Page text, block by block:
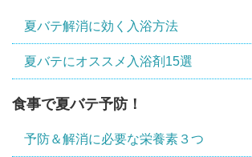
夏バテ解消に効く入浴方法
夏バテにオススメ入浴剤15選
食事で夏バテ予防！
予防＆解消に必要な栄養素３つ